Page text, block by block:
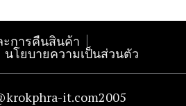
ะการคืนสินค้า
นโยบายความเป็นส่วนตัว
it.com2005